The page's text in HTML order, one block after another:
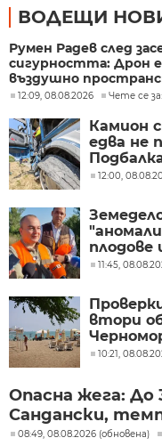
ВОДЕЩИ
Румен Радев след
сигурността: Дрон е
въздушно
12:09, 08.08.2026 Чете се
Камион
едва не
12:00,
плодове
11:45,
втори
10:21,
Опасна жега: До
Сандански,
08:49, 08.08.2026 (обновена)